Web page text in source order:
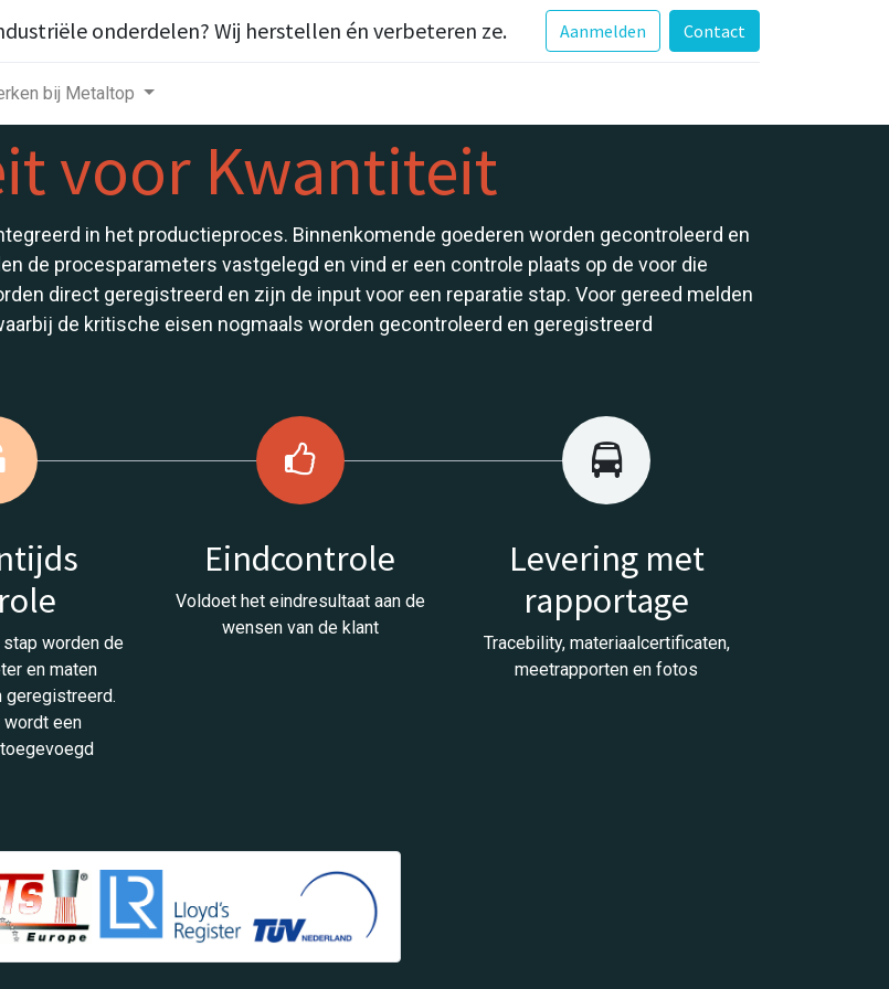
onderdelen? Wij herstellen én verbeteren ze. Aanmelden Contact
bij Metaltop
voor Kwantiteit
in het productieproces. Binnenkomende goederen worden gecontroleerd en
de procesparameters vastgelegd en vind er een controle plaats op de voor die
direct geregistreerd en zijn de input voor een reparatie stap. Voor gereed melden
de kritische eisen nogmaals worden gecontroleerd en geregistreerd
worden de
en maten
geregistreerd.
wordt een
Eindcontrole
Voldoet het eindresultaat aan de
wensen van de klant
Levering met
rapportage
Tracebility, materiaalcertificaten,
meetrapporten en fotos